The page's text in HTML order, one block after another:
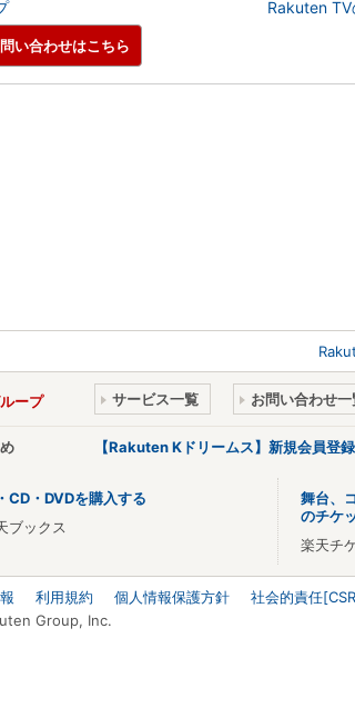
Rakuten
い合わせはこちら
ープ サービス一覧 お問い合わせ一
【Rakuten Kドリームス】新規会員登
CD・DVDを購入する
ブックス
舞台、
のチケ
楽天チ
利用規約 個人情報保護方針 社会的責任
Group, Inc.